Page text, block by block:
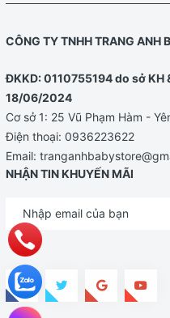
CÔNG TY TNHH TRANG ANH
ĐKKD: 0110755194 do sở KH
18/06/2024
Cơ sở 1: 25 Vũ Phạm Hàm -
Điện thoại: 0936223622
Email:
NHẬN TIN KHUYẾN MÃI